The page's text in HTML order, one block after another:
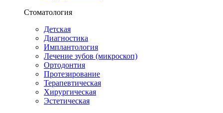
Стоматология
Детская
Диагностика
Имплантология
Лечение зубов (микроскоп)
Ортодонтия
Протезирование
Терапевтическая
Хирургическая
Эстетическая